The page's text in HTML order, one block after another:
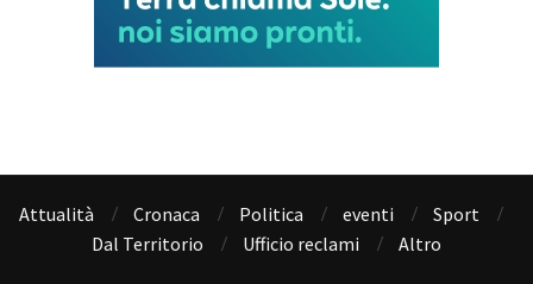
Attualità Cronaca Politica eventi
Sport
Dal Territorio
Ufficio reclami Altro